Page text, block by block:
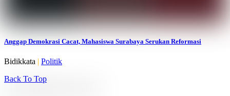
Anggap Demokrasi Cacat, Mahasiswa Surabaya Serukan Reformasi
Bidikkata | Politik
Back To Top